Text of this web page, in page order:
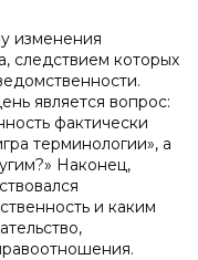
изменения
следствием которых
является вопрос:
фактически
терминологии», а
Наконец,
и каким